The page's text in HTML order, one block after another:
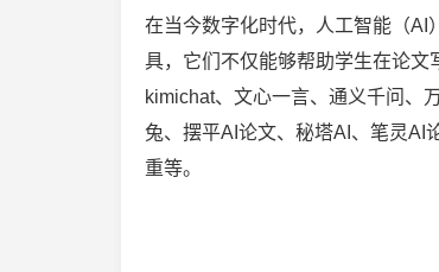
在当今数字化时代，人工智能（AI
具，它们不仅能够帮助学生在论
kimichat、文心一言、通义千问、
兔、摆平AI论文、秘塔AI、笔灵AI
重等。